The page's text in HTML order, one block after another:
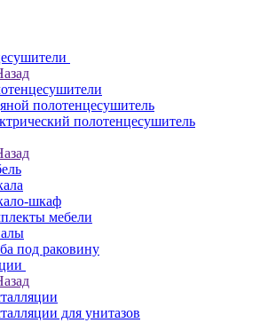
полотенцесушитель
полотенцесушитель
шкаф
мебели
под раковину
для унитазов